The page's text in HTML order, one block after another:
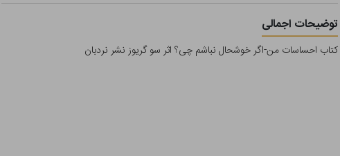
توضیحات اجمالی
کتاب احساسات من-اگر خوشحال نباشم چی؟ اثر سو گریوز نشر نردبان